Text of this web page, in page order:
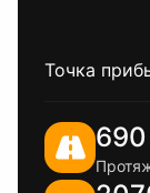
Точка